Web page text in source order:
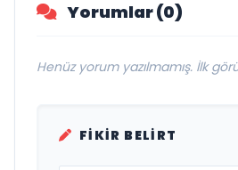
Yorumlar (0)
Henüz yorum yazılmamış. İlk
FIKIR BELIRT